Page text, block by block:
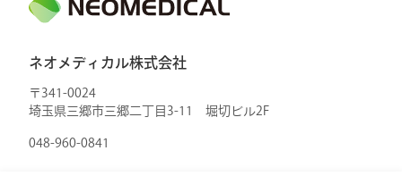
ネオメディカル株式会社
〒341-0024
埼玉県三郷市三郷二丁目3-11 堀切ビル2F
048-960-0841